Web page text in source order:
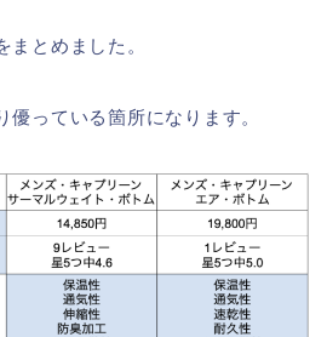
まとめました。
っている箇所になります。